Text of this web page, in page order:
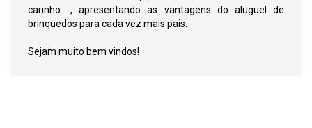
carinho -, apresentando as vantagens do aluguel de
brinquedos para cada vez mais pais.
Sejam muito bem vindos!